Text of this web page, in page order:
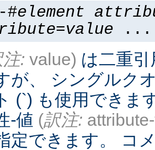
#element
=value ...
: value) は二重
が、 シングルク
(`) も使用できま
-値 (訳注:
定できます。 コ